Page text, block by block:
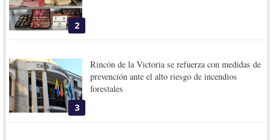
2
3
Rincón de la Victoria se refuerza con medidas de
prevención ante el alto riesgo de incendios
forestales